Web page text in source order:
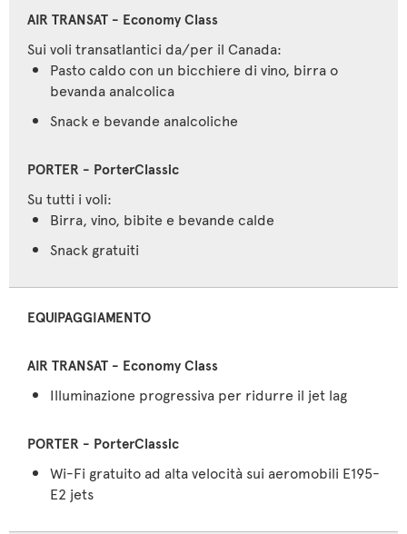
Sui voli transatlantici da/per il Canada:
Pasto caldo con un bicchiere di vino, birra o
bevanda analcolica
Snack e bevande analcoliche
Su tutti i voli:
Birra, vino, bibite e bevande calde
Snack gratuiti
EQUIPAGGIAMENTO
Illuminazione progressiva per ridurre il jet lag
Wi-Fi gratuito ad alta velocità sui aeromobili E195-
E2 jets